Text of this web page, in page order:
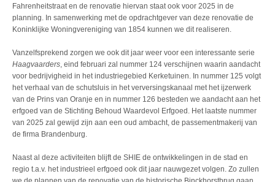
Fahrenheitstraat en de renovatie hiervan staat ook voor 2025 in de
planning. In samenwerking met de opdrachtgever van deze renovatie de
Koninklijke Woningvereniging van 1854 kunnen we dit realiseren.
Vanzelfsprekend zorgen we ook dit jaar weer voor een interessante serie
Haagvaarders, eind februari zal nummer 124 verschijnen waarin aandacht
voor bedrijvigheid in het industriegebied Kerketuinen. In nummer 125 volgt
het verhaal van de schutsluis in het verversingskanaal met het ijzerwerk
van de Prins van Oranje en in nummer 126 besteden we aandacht aan het
erfgoed van de Stichting Behoud Waardevol Erfgoed. Het laatste nummer
van 2025 zal gewijd zijn aan een oud ambacht, de passementmakerij van
de firma Brandenburg.
Naast al deze activiteiten blijft de SHIE de ontwikkelingen in de stad en
regio t.a.v. het industrieel erfgoed ook dit jaar nauwgezet volgen. Zo zullen